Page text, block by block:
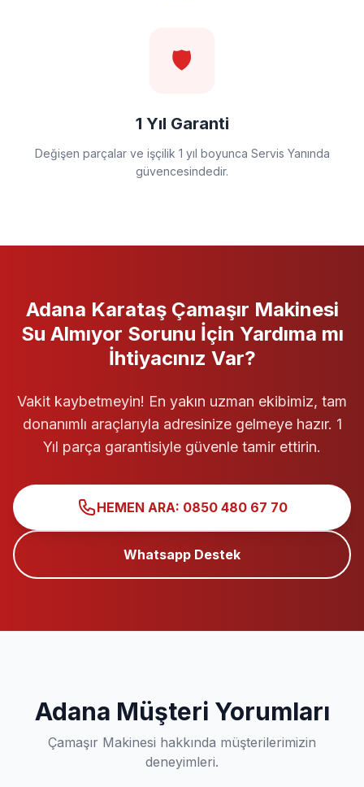
🛡️
1 Yıl Garanti
Değişen parçalar ve işçilik 1 yıl boyunca Servis Yanında
güvencesindedir.
Adana KarataşÇamaşır Makinesi
Su Almıyor Sorunu İçin Yardıma mı
İhtiyacınız Var?
Vakit kaybetmeyin! En yakın uzman ekibimiz, tam
donanımlı araçlarıyla adresinize gelmeye hazır. 1
Yıl parça garantisiyle güvenle tamir ettirin.
HEMEN ARA: 0850 480 67 70
Whatsapp Destek
Adana Müşteri Yorumları
Çamaşır Makinesi hakkında müşterilerimizin
deneyimleri.